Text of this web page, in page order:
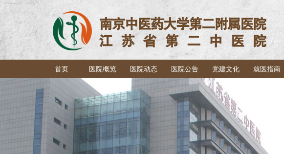
首页 医院概览 医院动态 医院公告 党建文化 就医指南